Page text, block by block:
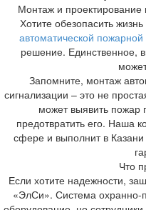
Монтаж и проектирование
Хотите обезопасить
автоматической пожарной
решение. Единственное,
Запомните, монтаж
сигнализации – это не
может выявить пожар
предотвратить его. Наша
сфере и выполнит в
Что
Если хотите надежности,
«ЭлСи». Система охранно-